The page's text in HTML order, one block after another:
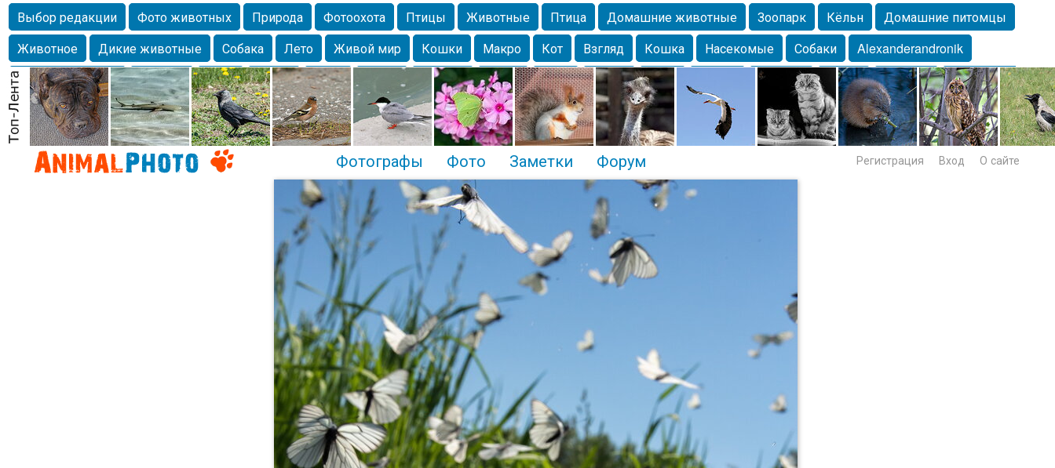
Выбор редакции Фото животных Природа Фотоохота Птицы Животные Птица Домашние животные Зоопарк Кёльн
Домашние питомцы
Животное
Дикие животные Собака Лето Живой мир Кошки Макро Кот Взгляд Кошка Насекомые Собаки
Alexanderandronik
Млекопитающие
Красота Фото Озеро Глаза Москва Весна Парк Белка Зима Собачка Осень Портрет
Домашние
любимцы
Волгоград Лебедь Город Бабочка Чайка Лес Утки Николаев Насекомое Коты Lebert Дикие птицы Утка Самара
Лебеди
Спаниель
Фотографы Фото Заметки Форум Регистрация Вход О сайте